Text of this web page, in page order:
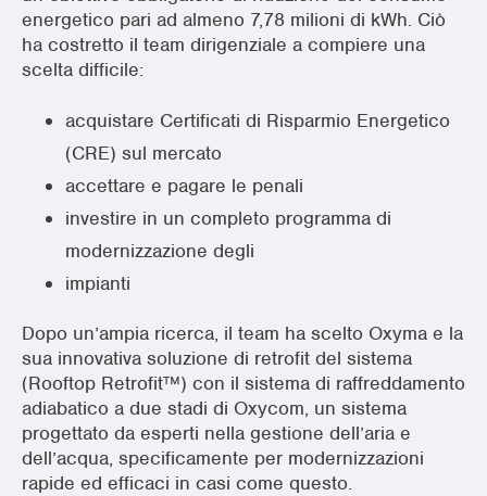
energetico pari ad almeno 7,78 milioni di kWh. Ciò
ha costretto il team dirigenziale a compiere una
scelta difficile:
acquistare Certificati di Risparmio Energetico
(CRE) sul mercato
accettare e pagare le penali
investire in un completo programma di
modernizzazione degli
impianti
Dopo un’ampia ricerca, il team ha scelto Oxyma e la
sua innovativa soluzione di retrofit del sistema
(Rooftop Retrofit™) con il sistema di raffreddamento
adiabatico a due stadi di Oxycom, un sistema
progettato da esperti nella gestione dell’aria e
dell’acqua, specificamente per modernizzazioni
rapide ed efficaci in casi come questo.